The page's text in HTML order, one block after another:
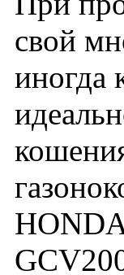
свой
иногда